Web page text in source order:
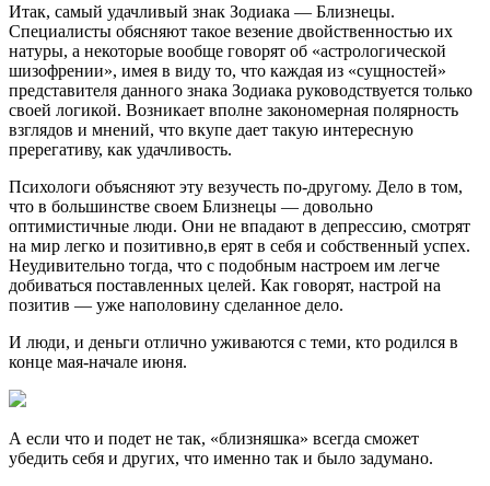
Итак, самый удачливый знак Зодиака — Близнецы.
Специалисты обясняют такое везение двойственностью их
натуры, а некоторые вообще говорят об «астрологической
шизофрении», имея в виду то, что каждая из «сущностей»
представителя данного знака Зодиака руководствуется только
своей логикой. Возникает вполне закономерная полярность
взглядов и мнений, что вкупе дает такую интересную
пререгативу, как удачливость.
Психологи объясняют эту везучесть по-другому. Дело в том,
что в большинстве своем Близнецы — довольно
оптимистичные люди. Они не впадают в депрессию, смотрят
на мир легко и позитивно,в ерят в себя и собственный успех.
Неудивительно тогда, что с подобным настроем им легче
добиваться поставленных целей. Как говорят, настрой на
позитив — уже наполовину сделанное дело.
И люди, и деньги отлично уживаются с теми, кто родился в
конце мая-начале июня.
А если что и подет не так, «близняшка» всегда сможет
убедить себя и других, что именно так и было задумано.